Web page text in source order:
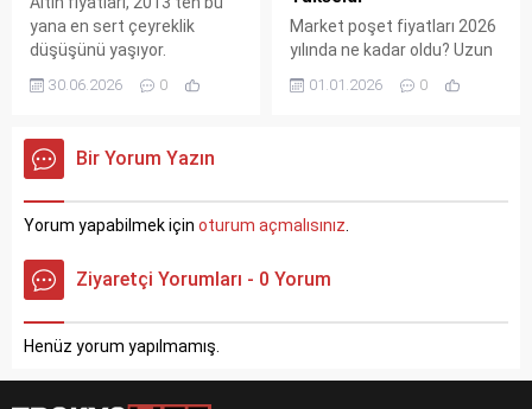
yana en sert çeyreklik
düşüşünü yaşıyor.
Jeopolitik risklerin azalması
ve ABD faiz artırım
baskılıyor. Peki yatırımcılar
ne yapmalı? İşte detaylar.
30.06.2026 0
Market poşet fiyatları 2026
yılında ne kadar oldu? Uzun
süredir 25 kuruş olan plastik
poşet ücreti 1 Ocak
01.01.2026 0
Bir Yorum Yazın
Yorum yapabilmek için oturum açmalısınız.
Ziyaretçi Yorumları - 0 Yorum
Henüz yorum yapılmamış.